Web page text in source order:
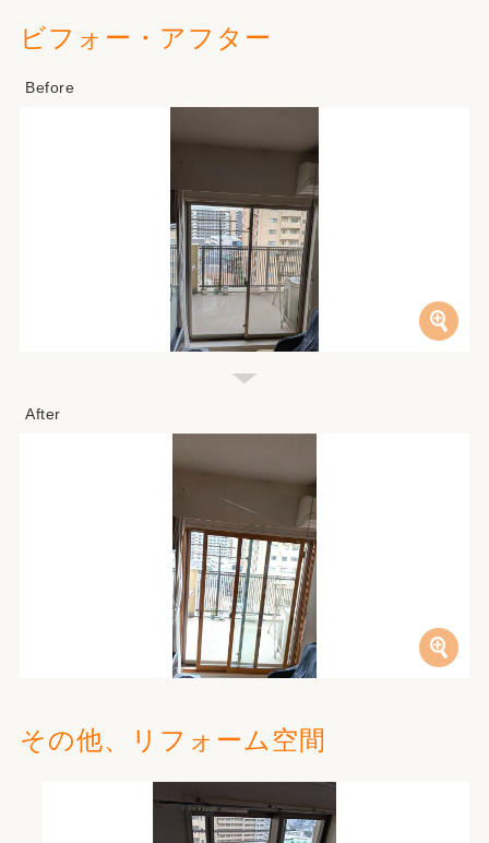
ビフォー・アフター
その他、リフォーム空間